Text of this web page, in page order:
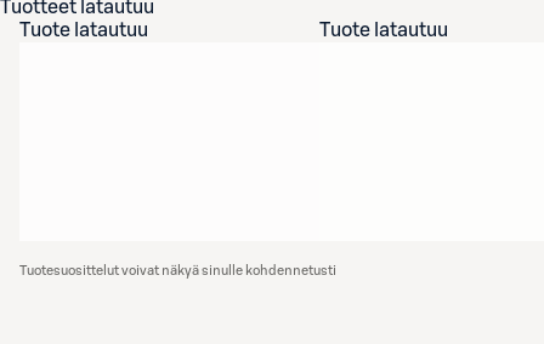
Tuotteet latautuu
Tuote latautuu
Tuote latautuu
Tuotesuosittelut voivat näkyä sinulle kohdennetusti